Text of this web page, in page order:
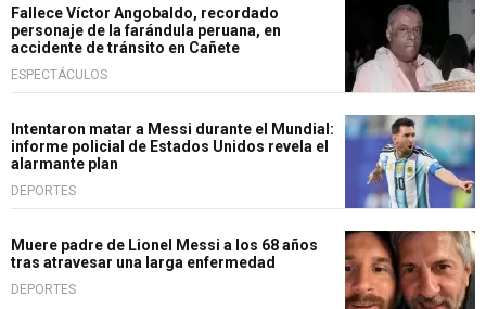
Fallece Víctor Angobaldo, recordado
personaje de la farándula peruana, en
accidente de tránsito en Cañete
ESPECTÁCULOS
Intentaron matar a Messi durante el Mundial:
informe policial de Estados Unidos revela el
alarmante plan
DEPORTES
Muere padre de Lionel Messi a los 68 años
tras atravesar una larga enfermedad
DEPORTES